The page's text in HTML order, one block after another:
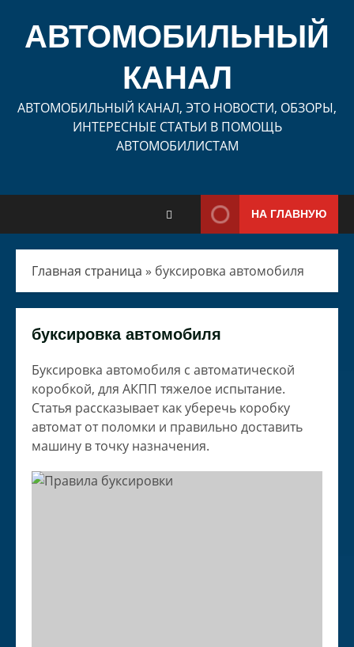
содержимому
АВТОМОБИЛЬНЫЙ
КАНАЛ
АВТОМОБИЛЬНЫЙ КАНАЛ, ЭТО НОВОСТИ, ОБЗОРЫ,
ИНТЕРЕСНЫЕ СТАТЬИ В ПОМОЩЬ
АВТОМОБИЛИСТАМ
НА ГЛАВНУЮ
Главная страница » буксировка автомобиля
буксировка автомобиля
Буксировка автомобиля с автоматической
коробкой, для АКПП тяжелое испытание.
Статья рассказывает как уберечь коробку
автомат от поломки и правильно доставить
машину в точку назначения.